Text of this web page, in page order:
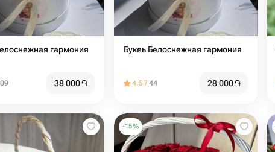
гармония
38 000֏
Букеь Белоснежная гармония
4.5744 28 000֏
-15%